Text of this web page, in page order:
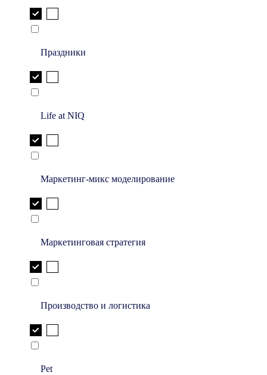
Праздники
Life at NIQ
Маркетинг-микс моделирование
Маркетинговая стратегия
Производство и логистика
Pet